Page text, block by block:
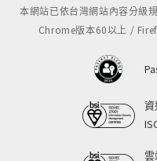
本網站已依台灣網站內容分級
Chrome版本60以上 /